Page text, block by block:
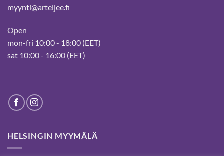
myynti@arteljee.fi
Open
mon-fri 10:00 - 18:00 (EET)
sat 10:00 - 16:00 (EET)
HELSINGIN MYYMÄLÄ